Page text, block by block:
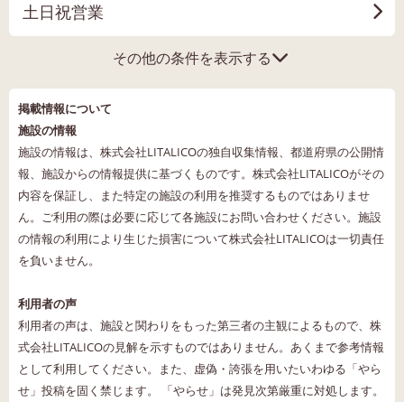
土日祝営業
その他の条件を表示する
掲載情報について
施設の情報
施設の情報は、株式会社LITALICOの独自収集情報、都道府県の公開情
報、施設からの情報提供に基づくものです。株式会社LITALICOがその
内容を保証し、また特定の施設の利用を推奨するものではありませ
ん。ご利用の際は必要に応じて各施設にお問い合わせください。施設
の情報の利用により生じた損害について株式会社LITALICOは一切責任
を負いません。
利用者の声
利用者の声は、施設と関わりをもった第三者の主観によるもので、株
式会社LITALICOの見解を示すものではありません。あくまで参考情報
として利用してください。また、虚偽・誇張を用いたいわゆる「やら
せ」投稿を固く禁じます。 「やらせ」は発見次第厳重に対処します。